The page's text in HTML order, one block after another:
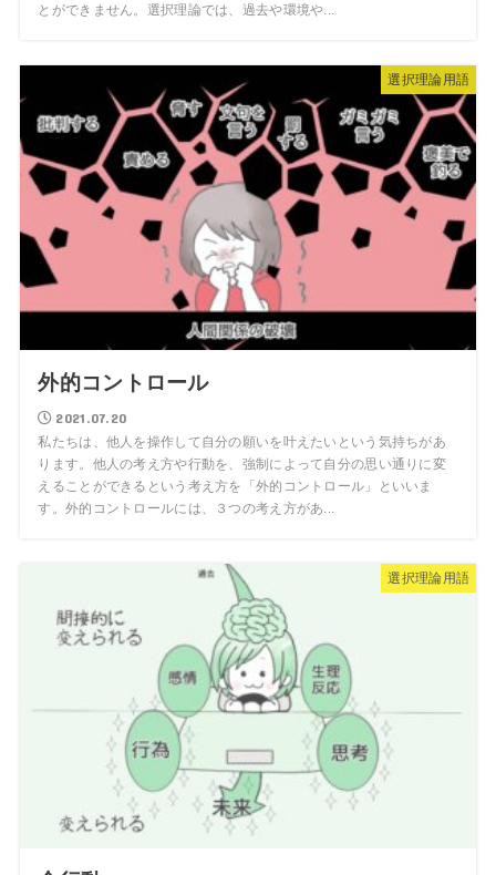
とができません。選択理論では、過去や環境や...
選択理論用語
外的コントロール
2021.07.20
私たちは、他人を操作して自分の願いを叶えたいという気持ちがあ
ります。他人の考え方や行動を、強制によって自分の思い通りに変
えることができるという考え方を「外的コントロール」といいま
す。外的コントロールには、３つの考え方があ...
選択理論用語